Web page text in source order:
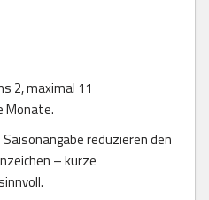
2, maximal 11
Monate.
Saisonangabe reduzieren den
– kurze